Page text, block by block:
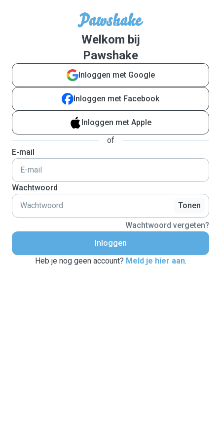
Welkom bij
Pawshake
Inloggen met Google
Inloggen met Facebook
Inloggen met Apple
of
E-mail
Wachtwoord
Tonen
Wachtwoord vergeten?
Inloggen
Heb je nog geen account? Meld je hier aan.